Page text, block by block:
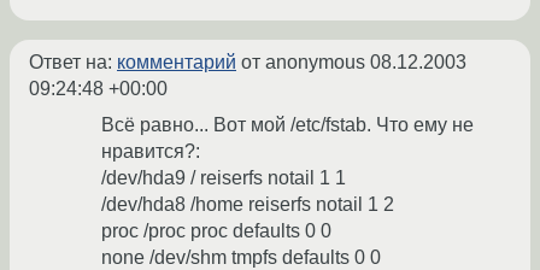
Ответ на: комментарий от anonymous 08.12.2003
09:24:48 +00:00
Всё равно... Вот мой /etc/fstab. Что ему не
нравится?:
/dev/hda9 / reiserfs notail 1 1
/dev/hda8 /home reiserfs notail 1 2
proc /proc proc defaults 0 0
none /dev/shm tmpfs defaults 0 0